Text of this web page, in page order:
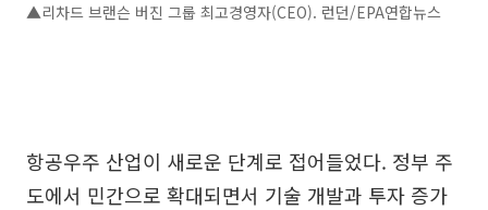
▲리차드 브랜슨 버진 그룹 최고경영자(CEO). 런던/EPA연합뉴스
항공우주 산업이 새로운 단계로 접어들었다. 정부 주
도에서 민간으로 확대되면서 기술 개발과 투자 증가